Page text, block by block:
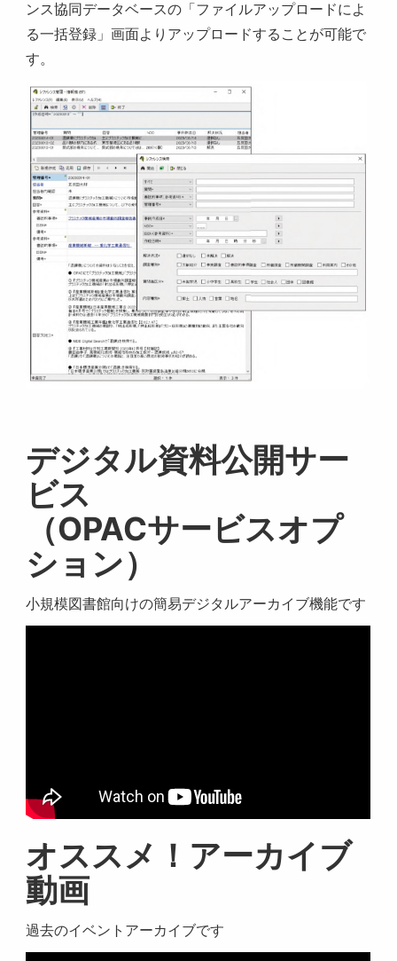
ンス協同データベースの「ファイルアップロードによ
る一括登録」画面よりアップロードすることが可能で
す。
デジタル資料公開サー
ビス
（OPACサービスオプ
ション）
小規模図書館向けの簡易デジタルアーカイブ機能です
オススメ！アーカイブ
動画
過去のイベントアーカイブです